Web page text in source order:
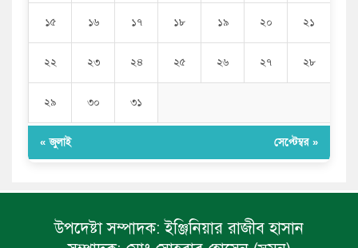
১৫ ১৬ ১৭ ১৮ ১৯ ২০ ২১
২২ ২৩ ২৪ ২৫ ২৬ ২৭ ২৮
২৯ ৩০ ৩১
« জুলাই সেপ্টেম্বর »
উপদেষ্টা সম্পাদক: ইঞ্জিনিয়ার রাজীব হাসান